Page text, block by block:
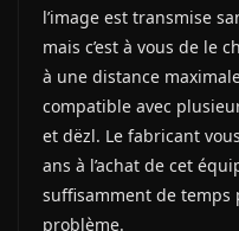
l’image est transmise
mais c’est à vous de le
à une distance
compatible avec
et dëzl. Le fabricant
ans à l’achat de cet
suffisamment de temps
problème.